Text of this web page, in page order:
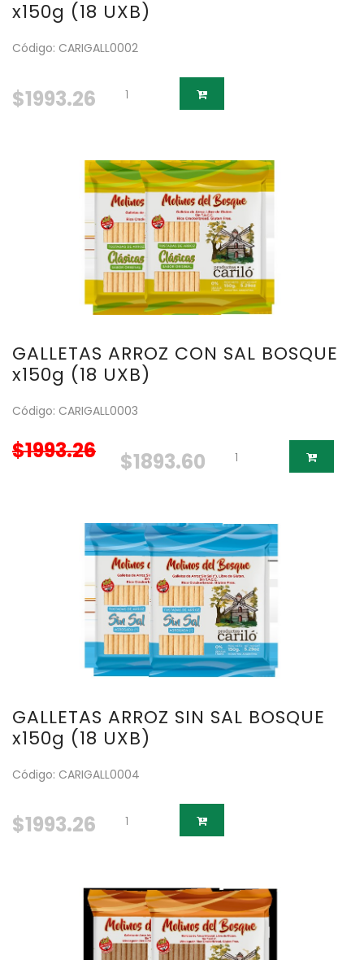
x150g (18 UXB)
Código: CARIGALL0002
$1993.26
GALLETAS ARROZ CON SAL BOSQUE
x150g (18 UXB)
Código: CARIGALL0003
$1993.26 $1893.60
GALLETAS ARROZ SIN SAL BOSQUE
x150g (18 UXB)
Código: CARIGALL0004
$1993.26